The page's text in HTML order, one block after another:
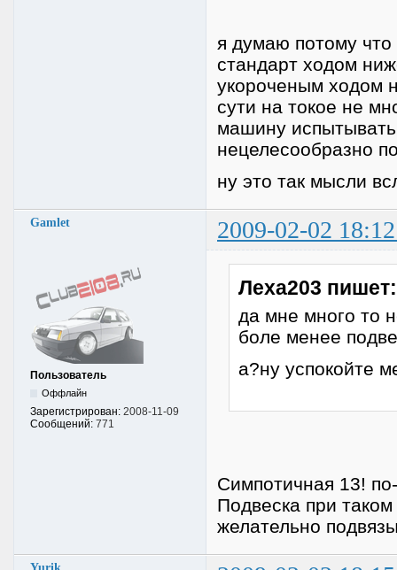
я думаю потому
стандарт ходом
укороченым ходом
сути на токое не
машину
нецелесообразно
ну это так мысли
Gamlet 2009-02-02
Пользователь
Оффлайн
Зарегистрирован: 2008-11-09
Сообщений: 771
Леха203 пишет:
да мне много то
боле менее
а?ну успокойте
Симпотичная 13!
Подвеска при
желательно